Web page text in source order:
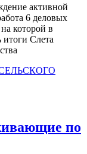
активной
6 деловых
которой в
Слета
по